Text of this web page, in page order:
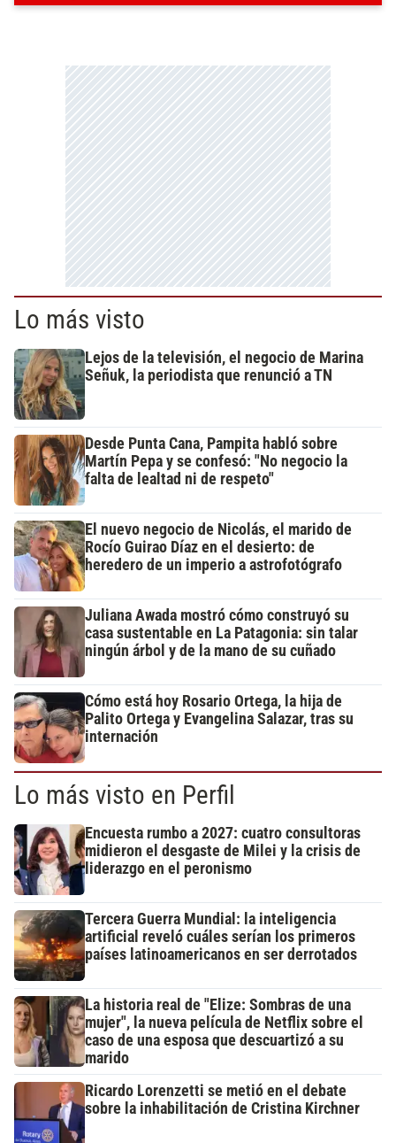
Lo más visto
Lejos de la televisión, el negocio de Marina
Señuk, la periodista que renunció a TN
Desde Punta Cana, Pampita habló sobre
Martín Pepa y se confesó: "No negocio la
falta de lealtad ni de respeto"
El nuevo negocio de Nicolás, el marido de
Rocío Guirao Díaz en el desierto: de
heredero de un imperio a astrofotógrafo
Juliana Awada mostró cómo construyó su
casa sustentable en La Patagonia: sin talar
ningún árbol y de la mano de su cuñado
Cómo está hoy Rosario Ortega, la hija de
Palito Ortega y Evangelina Salazar, tras su
internación
Lo más visto en Perfil
Encuesta rumbo a 2027: cuatro consultoras
midieron el desgaste de Milei y la crisis de
liderazgo en el peronismo
Tercera Guerra Mundial: la inteligencia
artificial reveló cuáles serían los primeros
países latinoamericanos en ser derrotados
La historia real de "Elize: Sombras de una
mujer", la nueva película de Netflix sobre el
caso de una esposa que descuartizó a su
marido
Ricardo Lorenzetti se metió en el debate
sobre la inhabilitación de Cristina Kirchner